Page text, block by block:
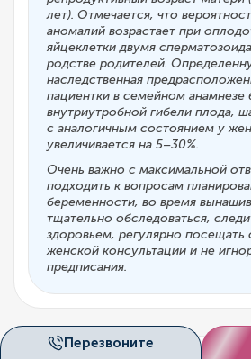
Перезвоните
лет). Отмечается, что
аномалий возрастает при
яйцеклетки двумя
родстве родителей.
наследственная
пациентки в семейном анамнезе
внутриутробной гибели плода,
с аналогичным состоянием у
увеличивается на 5–30%.
Очень важно с максимальной
подходить к вопросам
беременности, во время
тщательно обследоваться,
здоровьем, регулярно посещать
женской консультации и не
предписания.